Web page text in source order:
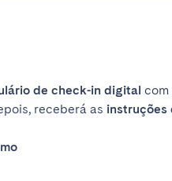
de check-in digital com
receberá as instruções